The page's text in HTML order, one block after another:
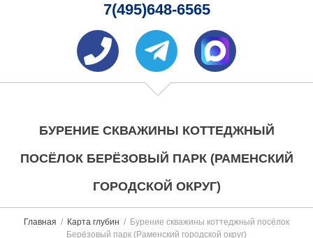
7(495)648-6565
БУРЕНИЕ СКВАЖИНЫ КОТТЕДЖНЫЙ
ПОСЁЛОК БЕРЁЗОВЫЙ ПАРК (РАМЕНСКИЙ
ГОРОДСКОЙ ОКРУГ)
Главная Карта глубин
Бурение скважины коттеджный посёлок
Берёзовый парк (Раменский городской округ)